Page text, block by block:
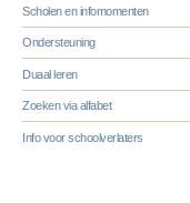
Scholen en infomomenten
Ondersteuning
Duaal leren
Zoeken via alfabet
Info voor schoolverlaters